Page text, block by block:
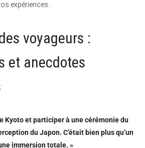
expériences.
voyageurs :
et anecdotes
Kyoto et participer à une cérémonie du
du Japon. C’était bien plus qu’un
immersion totale. »